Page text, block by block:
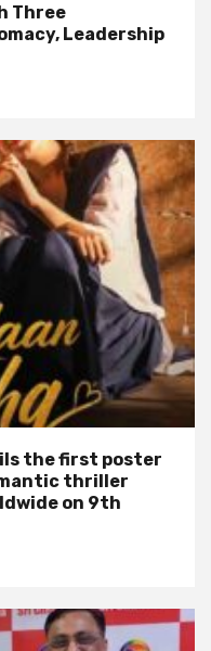
Three
Leadership
the first poster
thriller
on 9th